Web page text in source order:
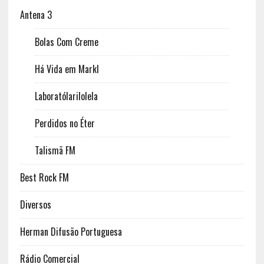
Antena 3
Bolas Com Creme
Há Vida em Markl
Laboratólarilolela
Perdidos no Éter
Talismã FM
Best Rock FM
Diversos
Herman Difusão Portuguesa
Rádio Comercial